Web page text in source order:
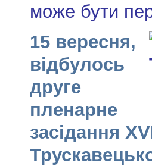
може бути
15 вересня,
відбулось
друге
пленарне
засідання